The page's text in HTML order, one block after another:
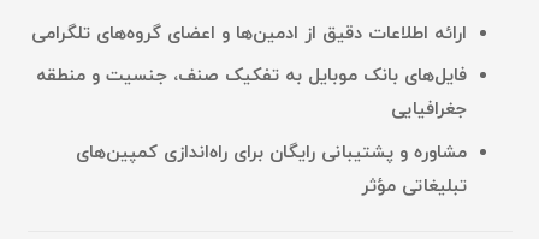
ارائه اطلاعات دقیق از ادمین‌ها و اعضای گروه‌های تلگرامی
فایل‌های بانک موبایل به تفکیک صنف، جنسیت و منطقه
جغرافیایی
مشاوره و پشتیبانی رایگان برای راه‌اندازی کمپین‌های
تبلیغاتی مؤثر